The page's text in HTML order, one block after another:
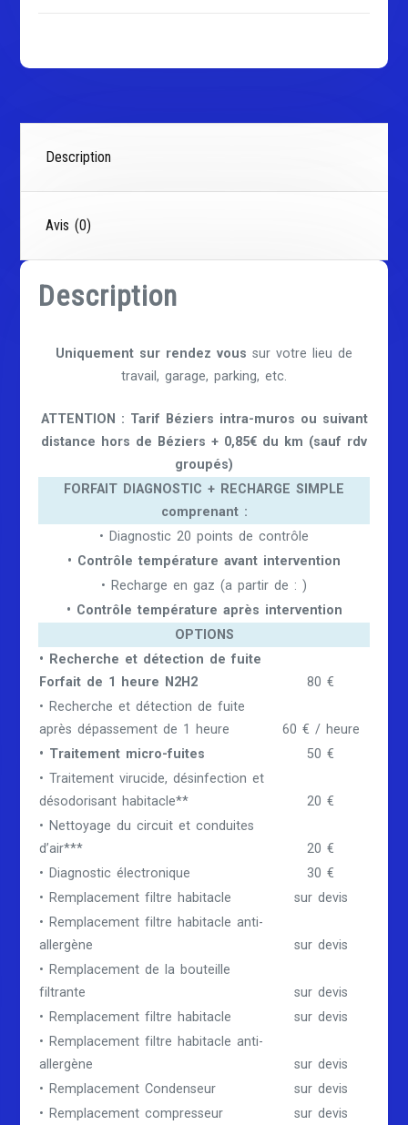
Description
Avis (0)
Description
Uniquement sur rendez vous sur votre lieu de
travail, garage, parking, etc.
ATTENTION : Tarif Béziers intra-muros ou suivant
distance hors de Béziers + 0,85€ du km (sauf rdv
groupés)
FORFAIT DIAGNOSTIC + RECHARGE SIMPLE
comprenant :
• Diagnostic 20 points de contrôle
• Contrôle température avant intervention
• Recharge en gaz (a partir de : )
• Contrôle température après intervention
OPTIONS
• Recherche et détection de fuite
Forfait de 1 heure N2H2
80 €
• Recherche et détection de fuite
après dépassement de 1 heure
60 € / heure
• Traitement micro-fuites
50 €
• Traitement virucide, désinfection et
désodorisant habitacle**
20 €
• Nettoyage du circuit et conduites
d’air***
20 €
• Diagnostic électronique
30 €
• Remplacement filtre habitacle
sur devis
• Remplacement filtre habitacle anti-
allergène
sur devis
• Remplacement de la bouteille
filtrante
sur devis
• Remplacement filtre habitacle
sur devis
• Remplacement filtre habitacle anti-
allergène
sur devis
• Remplacement Condenseur
sur devis
• Remplacement compresseur
sur devis